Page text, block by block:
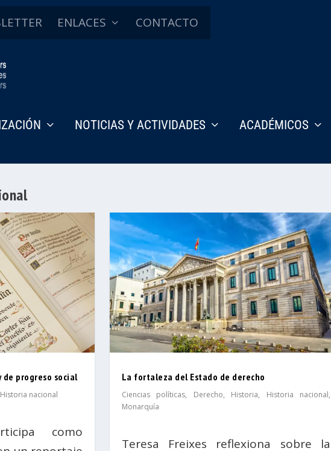
ENLACES CONTACTO
NOTICIAS Y ACTIVIDADES ACADÉMICOS
de progreso social
Historia nacional
como
La fortaleza del Estado de derecho
Ciencias políticas, Derecho, Historia, Historia nacional,
Monarquía
Teresa Freixes reflexiona sobre la